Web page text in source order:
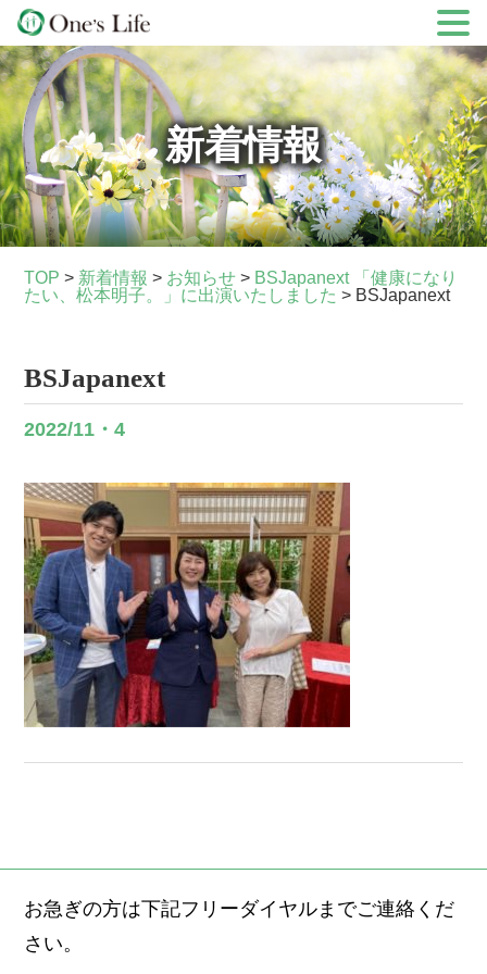
Skip
to
content
新着情報
TOP > 新着情報 > お知らせ > BSJapanext 「健康になり
たい、松本明子。」に出演いたしました > BSJapanext
BSJapanext
2022/11・4
お急ぎの方は下記フリーダイヤルまでご連絡くだ
さい。